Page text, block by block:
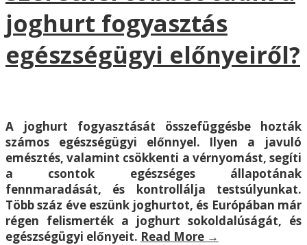
joghurt fogyasztás
egészségügyi előnyeiről?
A joghurt fogyasztását összefüggésbe hozták
számos egészségügyi előnnyel. Ilyen a javuló
emésztés, valamint csökkenti a vérnyomást, segíti
a csontok egészséges állapotának
fennmaradását, és kontrollálja testsúlyunkat.
Több száz éve eszünk joghurtot, és Európában már
régen felismerték a joghurt sokoldalúságát, és
egészségügyi előnyeit. Read More →